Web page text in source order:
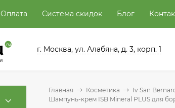
Оплата Система скидок Блог
г. Москва, ул. Алабяна, д. 3, корп. 1
Главная Косметика Iv San
Шампунь-крем ISB Mineral PLUS для